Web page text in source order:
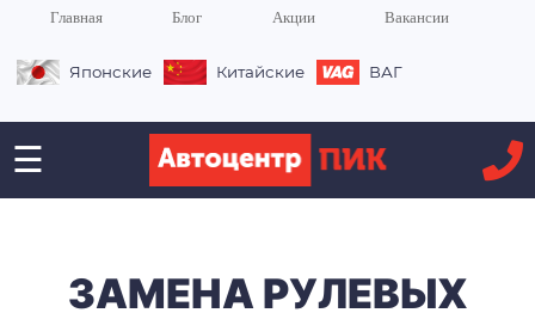
Главная Блог Акции Вакансии
Японские Китайские ВАГ
☰
ЗАМЕНА РУЛЕВЫХ